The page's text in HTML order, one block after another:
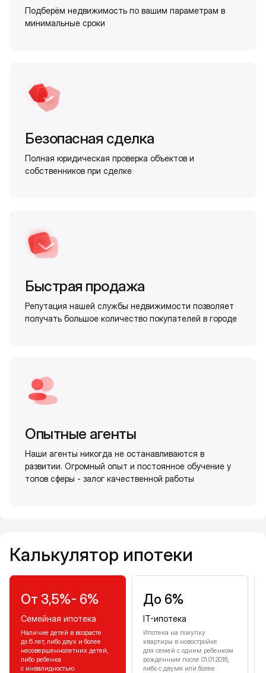
Подберём недвижимость по вашим параметрам в
минимальные сроки
Безопасная сделка
Полная юридическая проверка объектов и
собственников при сделке
Быстрая продажа
Репутация нашей службы недвижимости позволяет
получать большое количество покупателей в городе
Опытные агенты
Наши агенты никогда не останавливаются в
развитии. Огромный опыт и постоянное обучение у
топов сферы - залог качественной работы
Калькулятор ипотеки
От 3,5%- 6%
Семейная ипотека
Наличие детей в возрасте
до 6 лет, либо двух и более
несовершеннолетних детей,
либо ребенка
с инвалидностью.
До 6%
IT-ипотека
Ипотека на покупку
квартиры в новостройке
для семей с одним ребенком
рожденным после 01.01.2018,
либо с двумя или более